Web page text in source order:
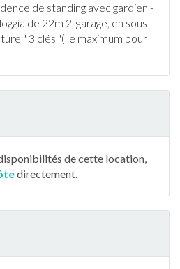
de standing avec gardien -
de 22m 2, garage, en sous-
" 3 clés "( le maximum pour
de cette location,
directement.